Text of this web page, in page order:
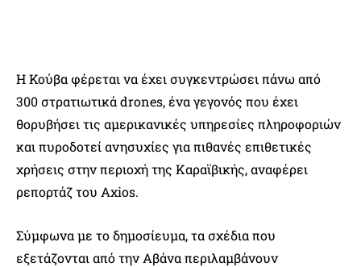
Η Κούβα φέρεται να έχει συγκεντρώσει πάνω από
300 στρατιωτικά drones, ένα γεγονός που έχει
θορυβήσει τις αμερικανικές υπηρεσίες πληροφοριών
και πυροδοτεί ανησυχίες για πιθανές επιθετικές
χρήσεις στην περιοχή της Καραϊβικής, αναφέρει
ρεπορτάζ του Axios.
Σύμφωνα με το δημοσίευμα, τα σχέδια που
εξετάζονται από την Αβάνα περιλαμβάνουν